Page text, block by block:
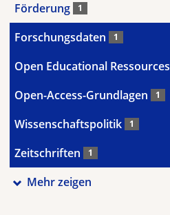
Förderung 1
Forschungsdaten 1
Open Educational Ressources
Open-Access-Grundlagen 1
Wissenschaftspolitik 1
Zeitschriften 1
Mehr zeigen